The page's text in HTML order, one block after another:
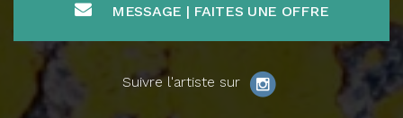
Suivre l'artiste sur
MESSAGE | FAITES UNE OFFRE